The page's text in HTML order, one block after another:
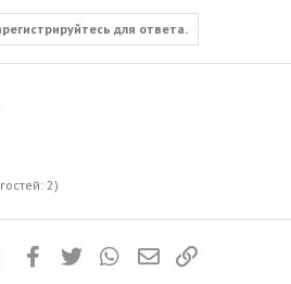
для ответа.
2)
Одноклассники
FacebookTwitter WhatsAppЭлектронная почта